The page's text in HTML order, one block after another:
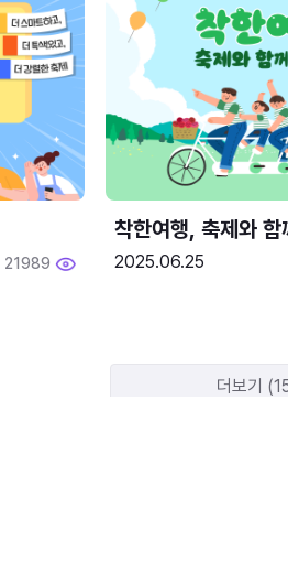
21989
착한여행, 축제와 함
2025.06.25
더보기